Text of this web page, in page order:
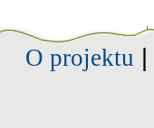
O projektu